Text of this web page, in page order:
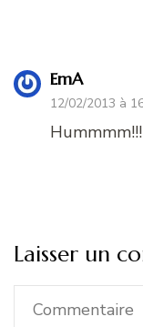
EmA
12/02/2013 à
Laisser un